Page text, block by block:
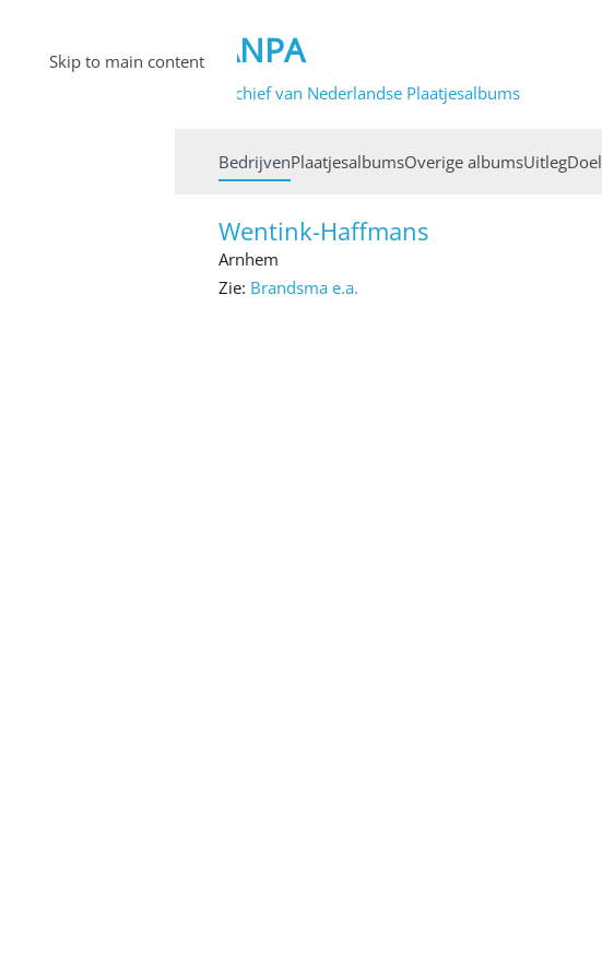
Skip to main content ANPA
Archief van Nederlandse Plaatjesalbums
BedrijvenPlaatjesalbumsOverige albumsUitlegDoel
Wentink-Haffmans
Arnhem
Zie: Brandsma e.a.